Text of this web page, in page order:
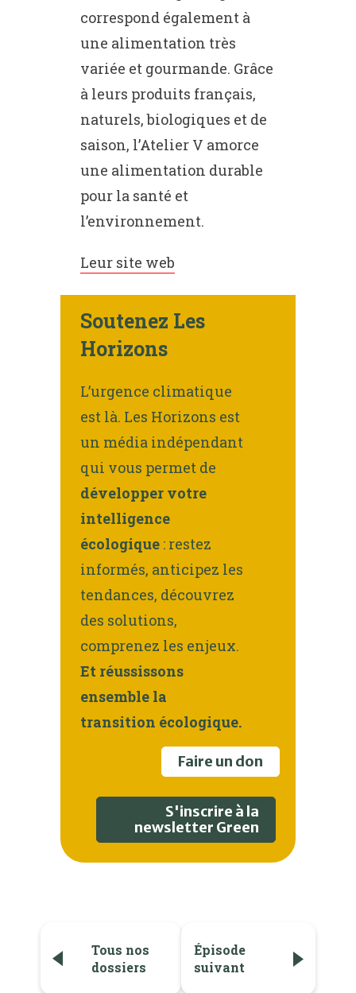
correspond également à
une alimentation très
variée et gourmande. Grâce
à leurs produits français,
naturels, biologiques et de
saison, l’Atelier V amorce
une alimentation durable
pour la santé et
l’environnement.
Leur site web
Soutenez Les
Horizons
L’urgence climatique
est là. Les Horizons est
un média indépendant
qui vous permet de
développer votre
intelligence
écologique : restez
informés, anticipez les
tendances, découvrez
des solutions,
comprenez les enjeux.
Et réussissons
ensemble la
transition écologique.
Faire un don
S'inscrire à la
newsletter Green
Tous nos
dossiers
Épisode
suivant